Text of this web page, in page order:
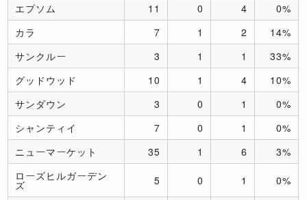
エプソム
11 0 4
0%
カラ
7 1 2
14%
サンクルー
3 1 1
33%
グッドウッド
10 1 4
10%
サンダウン
3 0 1
0%
シャンティイ
7 0 1
0%
ニューマーケット
35 1 6
3%
ローズヒルガーデン
ズ 5 0 1 0%